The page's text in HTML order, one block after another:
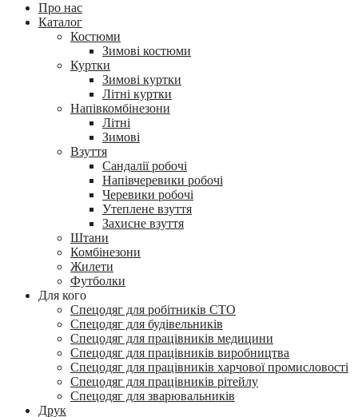
Про нас
Каталог
Костюми
Зимові костюми
Куртки
Зимові куртки
Літні куртки
Напівкомбінезони
Літні
Зимові
Взуття
Сандалії робочі
Напівчеревики робочі
Черевики робочі
Утеплене взуття
Захисне взуття
Штани
Комбінезони
Жилети
Футболки
Для кого
Спецодяг для робітників СТО
Спецодяг для будівельників
Спецодяг для працівників медицини
Спецодяг для працівників виробництва
Спецодяг для працівників харчової промисловості
Спецодяг для працівників рітейлу
Спецодяг для зварювальників
Друк